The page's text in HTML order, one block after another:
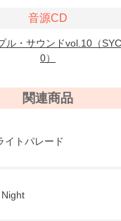
音源CD
ル・サウンドvol.10（
0）
関連商品
イトパレード